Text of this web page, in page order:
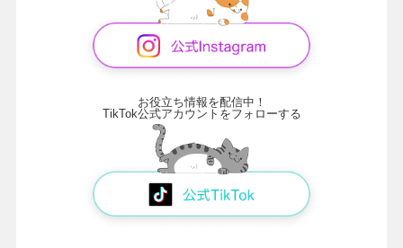
お役立ち情報を配信中！
TikTok公式アカウントをフォローする